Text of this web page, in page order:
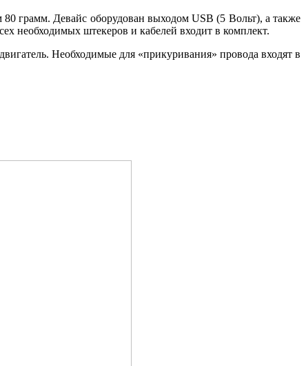
грамм. Девайс оборудован выходом USB (5 Вольт), а также
необходимых штекеров и кабелей входит в комплект.
Необходимые для «прикуривания» провода входят в